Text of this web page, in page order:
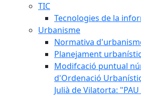
TIC
Tecnologies de la
Urbanisme
Normativa
Planejament urbanístic
Modifcació puntual
d'Ordenació
Julià de Vilatorta: "PAU